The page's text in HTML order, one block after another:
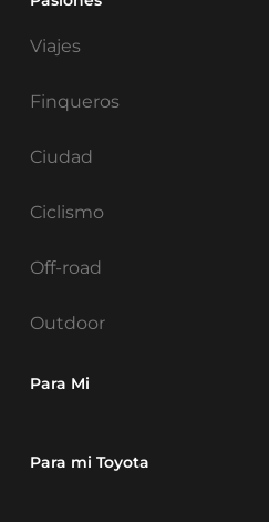
Viajes
Finqueros
Ciudad
Ciclismo
Off-road
Outdoor
Para Mi
Para mi Toyota